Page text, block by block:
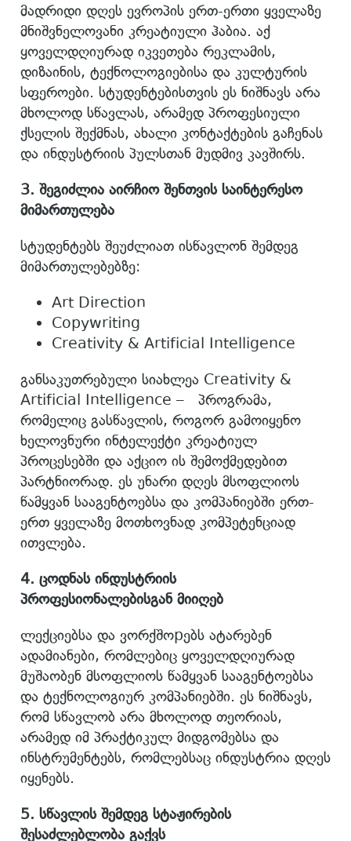
მადრიდი დღეს ევროპის ერთ-ერთი ყველაზე
მნიშვნელოვანი კრეატიული ჰაბია. აქ
ყოველდღიურად იკვეთება რეკლამის,
დიზაინის, ტექნოლოგიებისა და კულტურის
სფეროები. სტუდენტებისთვის ეს ნიშნავს არა
მხოლოდ სწავლას, არამედ პროფესიული
ქსელის შექმნას, ახალი კონტაქტების გაჩენას
და ინდუსტრიის პულსთან მუდმივ კავშირს.
3. შეგიძლია აირჩიო შენთვის საინტერესო
მიმართულება
სტუდენტებს შეუძლიათ ისწავლონ შემდეგ
მიმართულებებზე:
Art Direction
Copywriting
Creativity & Artificial Intelligence
განსაკუთრებული სიახლეა Creativity &
Artificial Intelligence – პროგრამა,
რომელიც გასწავლის, როგორ გამოიყენო
ხელოვნური ინტელექტი კრეატიულ
პროცესებში და აქციო ის შემოქმედებით
პარტნიორად. ეს უნარი დღეს მსოფლიოს
წამყვან სააგენტოებსა და კომპანიებში ერთ-
ერთ ყველაზე მოთხოვნად კომპეტენციად
ითვლება.
4. ცოდნას ინდუსტრიის
პროფესიონალებისგან მიიღებ
ლექციებსა და ვორქშოpებს ატარებენ
ადამიანები, რომლებიც ყოველდღიურად
მუშაობენ მსოფლიოს წამყვან სააგენტოებსა
და ტექნოლოგიურ კომპანიებში. ეს ნიშნავს,
რომ სწავლობ არა მხოლოდ თეორიას,
არამედ იმ პრაქტიკულ მიდგომებსა და
ინსტრუმენტებს, რომლებსაც ინდუსტრია დღეს
იყენებს.
5. სწავლის შემდეგ სტაჟირების
შესაძლებლობა გაქვს